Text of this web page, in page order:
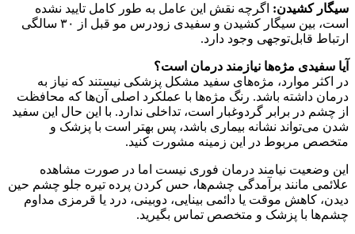
سیگار کشیدن‌: اگرچه نقش این عامل به طور کامل تایید نشده
است، بین سیگار کشیدن و سفیدی زودرس مو قبل از ۳۰ سالگی
ارتباط قابل‌توجهی وجود دارد.
آیا سفیدی مژه‌ها نیازمند درمان است؟
در اکثر موارد، مژه‌های سفید مشکل پزشکی نیستند که نیاز به
درمان داشته باشد. رنگ مژه‌ها با عملکرد اصلی آن‌ها که محافظت
از چشم در برابر گردوغبار است، تداخلی ندارد. با این حال این سفید‌
شدن می‌تواند نشانه بیماری باشد، پس بهتر است با پزشک و
متخصص مربوط در این زمینه مشورت کنید.
این وضعیت نیامند درمان فوری نیست اما در صورت مشاهده
علائمی مانند برآمدگی چشم‌ها، حس کردن پرده تیره جلو چشم‌ حین
دیدن، کاهش موقت یا دائمی بینایی، دوبینی، درد یا قرمزی مداوم
چشم‌ها با پزشک و متخصص تماس بگیرید.